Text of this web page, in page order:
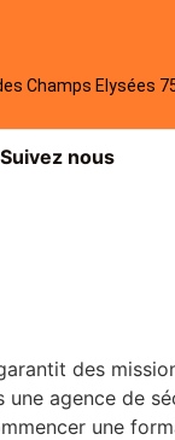
Champs Elysées
Suivez nous
des
agence de
une